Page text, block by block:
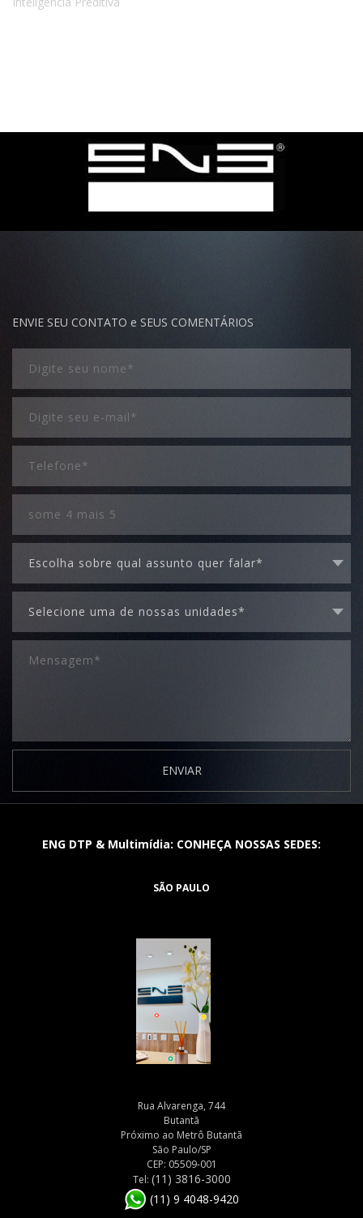
ENVIE SEU CONTATO e SEUS COMENTÁRIOS
ENVIAR
ENG DTP & Multimídia: CONHEÇA NOSSAS SEDES:
SÃO PAULO
Rua Alvarenga, 744
Butantã
Próximo ao Metrô Butantã
São Paulo/SP
CEP: 05509-001
Tel: (11) 3816-3000
(11) 9 4048-9420